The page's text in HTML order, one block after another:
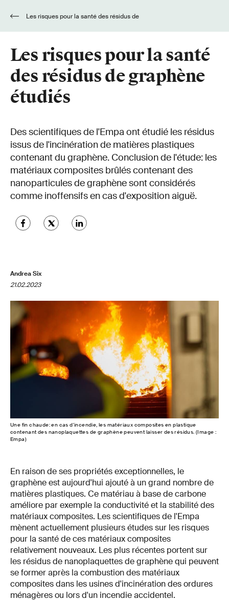
Les risques pour la santé
des résidus de graphène
étudiés
Des scientifiques de l'Empa ont étudié les résidus
issus de l'incinération de matières plastiques
contenant du graphène. Conclusion de l'étude: les
matériaux composites brûlés contenant des
nanoparticules de graphène sont considérés
comme inoffensifs en cas d'exposition aiguë.
Andrea Six
21.02.2023
Une fin chaude: en cas d'incendie, les matériaux composites en plastique
contenant des nanoplaquettes de graphène peuvent laisser des résidus. (Image :
Empa)
En raison de ses propriétés exceptionnelles, le
graphène est aujourd'hui ajouté à un grand nombre de
matières plastiques. Ce matériau à base de carbone
améliore par exemple la conductivité et la stabilité des
matériaux composites. Les scientifiques de l'Empa
mènent actuellement plusieurs études sur les risques
pour la santé de ces matériaux composites
relativement nouveaux. Les plus récentes portent sur
les résidus de nanoplaquettes de graphène qui peuvent
se former après la combustion des matériaux
composites dans les usines d'incinération des ordures
ménagères ou lors d'un incendie accidentel.